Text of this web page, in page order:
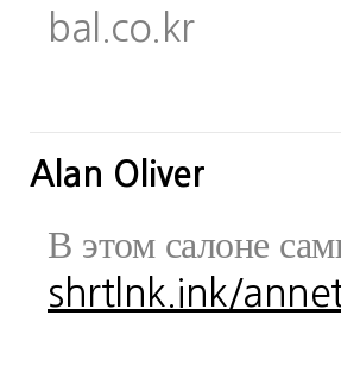
bal.co.kr
Alan Oliver
В этом салоне
shrtlnk.ink/